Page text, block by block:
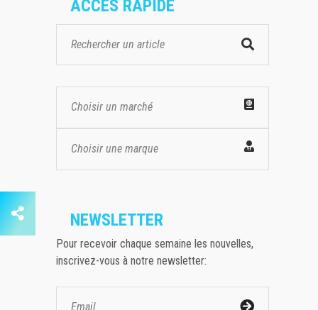
ACCES RAPIDE
Choisir un marché
Choisir une marque
NEWSLETTER
Pour recevoir chaque semaine les nouvelles,
inscrivez-vous à notre newsletter: